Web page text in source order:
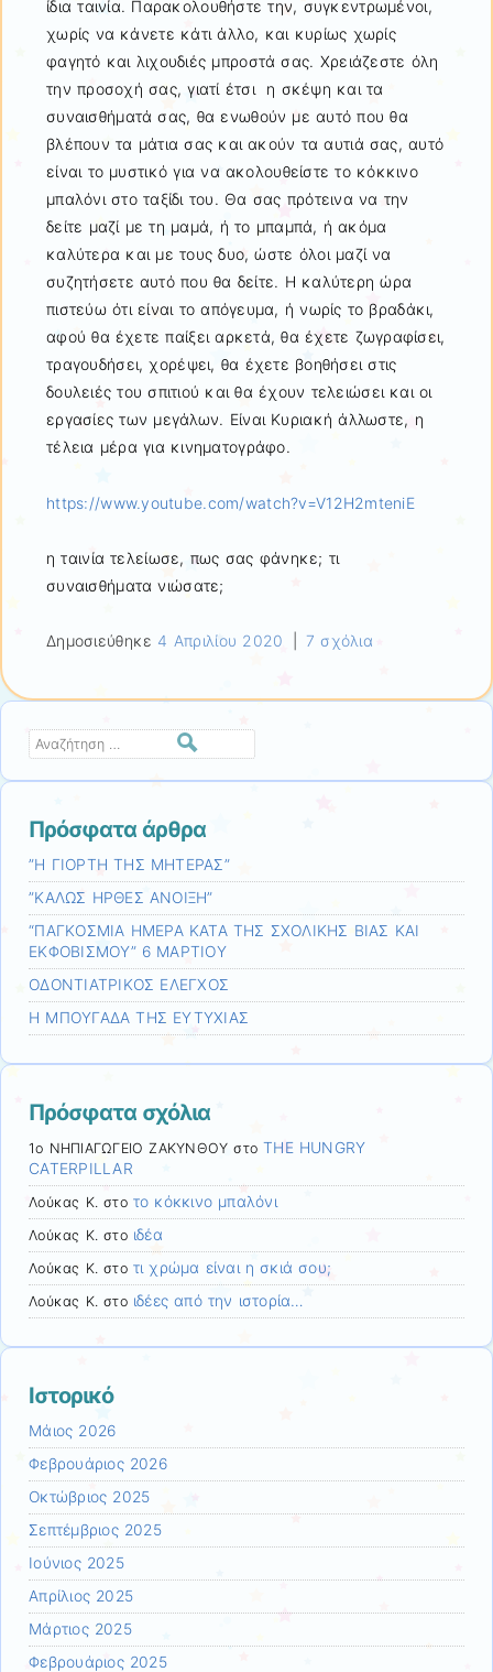
ίδια ταινία. Παρακολουθήστε την, συγκεντρωμένοι,
χωρίς να κάνετε κάτι άλλο, και κυρίως χωρίς
φαγητό και λιχουδιές μπροστά σας. Χρειάζεστε όλη
την προσοχή σας, γιατί έτσι η σκέψη και τα
συναισθήματά σας, θα ενωθούν με αυτό που θα
βλέπουν τα μάτια σας και ακούν τα αυτιά σας, αυτό
είναι το μυστικό για να ακολουθείστε το κόκκινο
μπαλόνι στο ταξίδι του. Θα σας πρότεινα να την
δείτε μαζί με τη μαμά, ή το μπαμπά, ή ακόμα
καλύτερα και με τους δυο, ώστε όλοι μαζί να
συζητήσετε αυτό που θα δείτε. Η καλύτερη ώρα
πιστεύω ότι είναι το απόγευμα, ή νωρίς το βραδάκι,
αφού θα έχετε παίξει αρκετά, θα έχετε ζωγραφίσει,
τραγουδήσει, χορέψει, θα έχετε βοηθήσει στις
δουλειές του σπιτιού και θα έχουν τελειώσει και οι
εργασίες των μεγάλων. Είναι Κυριακή άλλωστε, η
τέλεια μέρα για κινηματογράφο.
https://www.youtube.com/watch?v=V12H2mteniE
η ταινία τελείωσε, πως σας φάνηκε; τι
συναισθήματα νιώσατε;
Δημοσιεύθηκε 4 Απριλίου 2020 7 σχόλια
Αναζήτηση
Πρόσφατα άρθρα
”Η ΓΙΟΡΤΗ ΤΗΣ ΜΗΤΕΡΑΣ”
”ΚΑΛΩΣ ΗΡΘΕΣ ΑΝΟΙΞΗ”
“ΠΑΓΚΟΣΜΙΑ ΗΜΕΡΑ ΚΑΤΑ ΤΗΣ ΣΧΟΛΙΚΗΣ ΒΙΑΣ ΚΑΙ
ΕΚΦΟΒΙΣΜΟΥ” 6 ΜΑΡΤΙΟΥ
ΟΔΟΝΤΙΑΤΡΙΚΟΣ ΕΛΕΓΧΟΣ
Η ΜΠΟΥΓΑΔΑ ΤΗΣ ΕΥΤΥΧΙΑΣ
Πρόσφατα σχόλια
1ο ΝΗΠΙΑΓΩΓΕΙΟ ΖΑΚΥΝΘΟΥ στοTHE HUNGRY
CATERPILLAR
Λούκας Κ. στο το κόκκινο μπαλόνι
Λούκας Κ. στο ιδέα
Λούκας Κ. στο τι χρώμα είναι η σκιά σου;
Λούκας Κ. στο ιδέες από την ιστορία…
Ιστορικό
Μάιος 2026
Φεβρουάριος 2026
Οκτώβριος 2025
Σεπτέμβριος 2025
Ιούνιος 2025
Απρίλιος 2025
Μάρτιος 2025
Φεβρουάριος 2025